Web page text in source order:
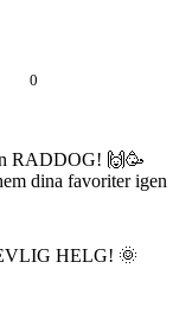
0
RADDOG! 🙌🥳
dina favoriter igen
HELG! 🌞